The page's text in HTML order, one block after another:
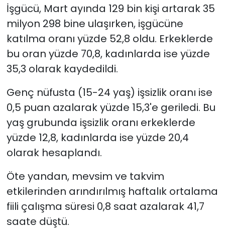
İşgücü, Mart ayında 129 bin kişi artarak 35
milyon 298 bine ulaşırken, işgücüne
katılma oranı yüzde 52,8 oldu. Erkeklerde
bu oran yüzde 70,8, kadınlarda ise yüzde
35,3 olarak kaydedildi.
Genç nüfusta (15-24 yaş) işsizlik oranı ise
0,5 puan azalarak yüzde 15,3'e geriledi. Bu
yaş grubunda işsizlik oranı erkeklerde
yüzde 12,8, kadınlarda ise yüzde 20,4
olarak hesaplandı.
Öte yandan, mevsim ve takvim
etkilerinden arındırılmış haftalık ortalama
fiili çalışma süresi 0,8 saat azalarak 41,7
saate düştü.